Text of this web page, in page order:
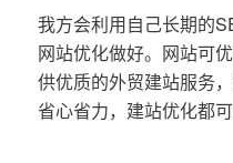
我方会利用自己长期的
网站优化做好。网站可
供优质的外贸建站服务
省心省力，建站优化都